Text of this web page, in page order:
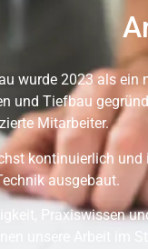
wurde 2023 als ein
und Tiefbau
Mitarbeiter.
kontinuierlich und
ausgebaut.
Praxiswissen
unsere Arbeit im